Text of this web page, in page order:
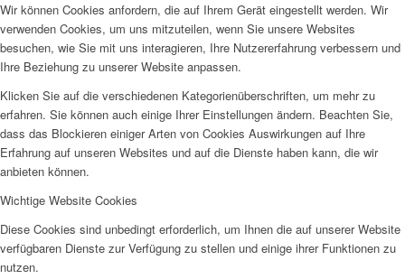
Wir können Cookies anfordern, die auf Ihrem Gerät eingestellt werden. Wir
verwenden Cookies, um uns mitzuteilen, wenn Sie unsere Websites
besuchen, wie Sie mit uns interagieren, Ihre Nutzererfahrung verbessern und
Ihre Beziehung zu unserer Website anpassen.
Klicken Sie auf die verschiedenen Kategorienüberschriften, um mehr zu
erfahren. Sie können auch einige Ihrer Einstellungen ändern. Beachten Sie,
dass das Blockieren einiger Arten von Cookies Auswirkungen auf Ihre
Erfahrung auf unseren Websites und auf die Dienste haben kann, die wir
anbieten können.
Wichtige Website Cookies
Diese Cookies sind unbedingt erforderlich, um Ihnen die auf unserer Website
verfügbaren Dienste zur Verfügung zu stellen und einige ihrer Funktionen zu
nutzen.